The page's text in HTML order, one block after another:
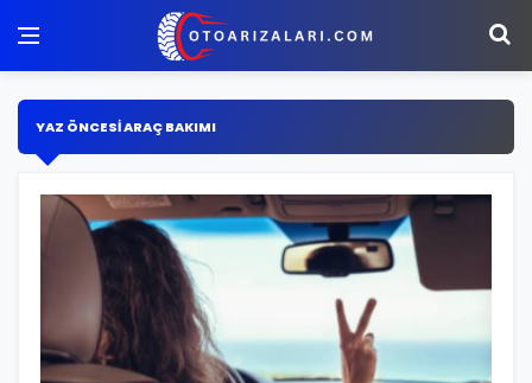
YAZ ÖNCESI ARAÇ BAKIMI